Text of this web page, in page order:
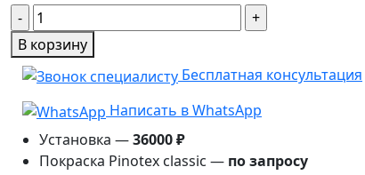
Количество
товара
Навес
4×5
Сальчо
В корзину
Бесплатная консультация
Написать в WhatsApp
Установка —36000 ₽
Покраска Pinotex classic — по запросу